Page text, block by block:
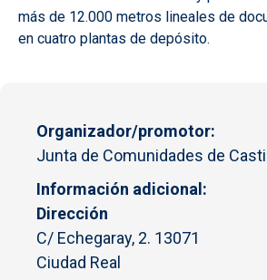
más de 12.000 metros lineales de
en cuatro plantas de depósito.
Organizador/promotor
Junta de Comunidades de
Información adicional
Dirección
C/ Echegaray, 2. 13071
Ciudad Real